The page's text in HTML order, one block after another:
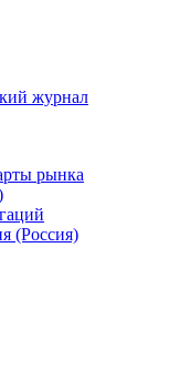
журнал
рынка
(Россия)